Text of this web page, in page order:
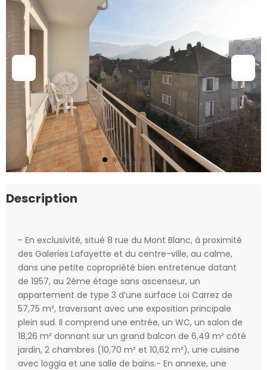
Description
- En exclusivité, situé 8 rue du Mont Blanc, à proximité
des Galeries Lafayette et du centre-ville, au calme,
dans une petite copropriété bien entretenue datant
de 1957, au 2ème étage sans ascenseur, un
appartement de type 3 d’une surface Loi Carrez de
57,75 m², traversant avec une exposition principale
plein sud. Il comprend une entrée, un WC, un salon de
18,26 m² donnant sur un grand balcon de 6,49 m² côté
jardin, 2 chambres (10,70 m² et 10,62 m²), une cuisine
avec loggia et une salle de bains.- En annexe, une